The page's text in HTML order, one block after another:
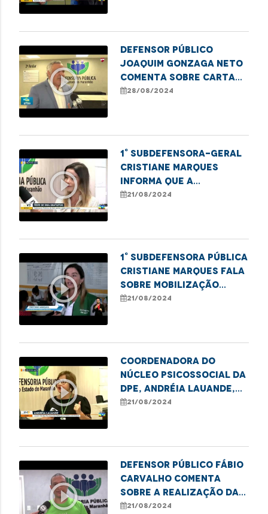
play_circle_outline
Defensor Público
Joaquim Gonzaga Neto
comenta sobre carta
aberta da UNICEF
28/08/2024
play_circle_outline
1° Subdefensora-geral
Cristiane Marques
informa que a
Defensoria Pública
21/08/2024
play_circle_outline
1° Subdefensora Pública
Cristiane Marques fala
sobre mobilização
realizada na Cidade
21/08/2024
play_circle_outline
Coordenadora do
Núcleo Psicossocial da
DPE, Andréia Lauande,
fala sobre a população
21/08/2024
play_circle_outline
Defensor público Fábio
Carvalho comenta
sobre a realização da
edição do programa
21/08/2024